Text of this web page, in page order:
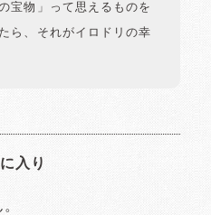
宝物」って思えるものを
ら、それがイロドリの幸
入り